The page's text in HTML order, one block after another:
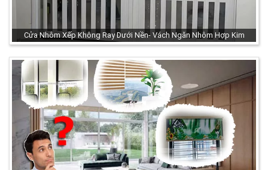
Cửa Nhôm Xếp Không Ray Dưới Nền- Vách Ngăn Nhôm Hợp Kim